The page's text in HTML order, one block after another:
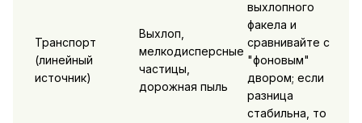
Транспорт
(линейный
источник)
Выхлоп,
мелкодисперсные
частицы,
дорожная пыль
выхлопного
факела и
сравнивайте с
"фоновым"
двором; если
разница
стабильна, то